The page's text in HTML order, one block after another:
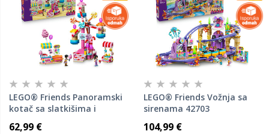
LEGO® Friends Panoramski
kotač sa slatkišima i
62,99 €
LEGO® Friends Vožnja sa
sirenama 42703
104,99 €